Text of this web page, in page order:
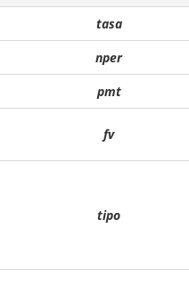
tasa
nper
pmt
fv
tipo